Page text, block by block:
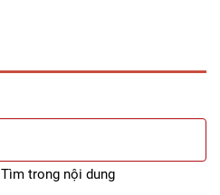
Tìm trong nội dung